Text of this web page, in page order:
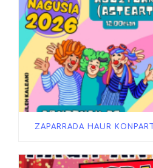
ZAPARRADA HAUR